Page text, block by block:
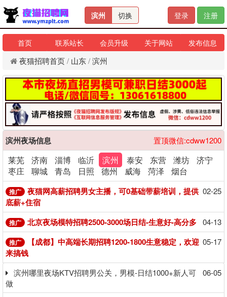
滨州 切换 登录 注册
首页 联系站长 会员升级 关于网站 发布信息
夜猫招聘首页/ 山东/滨州
滨州夜场信息 置顶微信:cdww1200
莱芜 济南 淄博 临沂 滨州 泰安 东营 潍坊
济宁
枣庄
聊城 青岛 日照 德州 威海 菏泽 烟台
02-25
推广
夜猫网高薪招聘男女主播，可0基础带薪培训，提供
底薪+住宿
04-13
推广 北京夜场模特招聘2500-3000场日结-生意好-高分多
05-17
推广
【成都】中高端长期招聘1200-1800生意稳定，欢迎
来搞钱
06-05
滨州哪里夜场KTV招聘男公关，男模-日结1000+新人可
做